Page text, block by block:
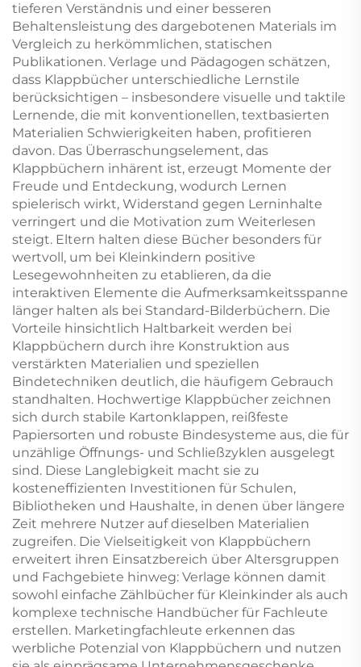
tieferen Verständnis und einer besseren
Behaltensleistung des dargebotenen Materials im
Vergleich zu herkömmlichen, statischen
Publikationen. Verlage und Pädagogen schätzen,
dass Klappbücher unterschiedliche Lernstile
berücksichtigen – insbesondere visuelle und taktile
Lernende, die mit konventionellen, textbasierten
Materialien Schwierigkeiten haben, profitieren
davon. Das Überraschungselement, das
Klappbüchern inhärent ist, erzeugt Momente der
Freude und Entdeckung, wodurch Lernen
spielerisch wirkt, Widerstand gegen Lerninhalte
verringert und die Motivation zum Weiterlesen
steigt. Eltern halten diese Bücher besonders für
wertvoll, um bei Kleinkindern positive
Lesegewohnheiten zu etablieren, da die
interaktiven Elemente die Aufmerksamkeitsspanne
länger halten als bei Standard-Bilderbüchern. Die
Vorteile hinsichtlich Haltbarkeit werden bei
Klappbüchern durch ihre Konstruktion aus
verstärkten Materialien und speziellen
Bindetechniken deutlich, die häufigem Gebrauch
standhalten. Hochwertige Klappbücher zeichnen
sich durch stabile Kartonklappen, reißfeste
Papiersorten und robuste Bindesysteme aus, die für
unzählige Öffnungs- und Schließzyklen ausgelegt
sind. Diese Langlebigkeit macht sie zu
kosteneffizienten Investitionen für Schulen,
Bibliotheken und Haushalte, in denen über längere
Zeit mehrere Nutzer auf dieselben Materialien
zugreifen. Die Vielseitigkeit von Klappbüchern
erweitert ihren Einsatzbereich über Altersgruppen
und Fachgebiete hinweg: Verlage können damit
sowohl einfache Zählbücher für Kleinkinder als auch
komplexe technische Handbücher für Fachleute
erstellen. Marketingfachleute erkennen das
werbliche Potenzial von Klappbüchern und nutzen